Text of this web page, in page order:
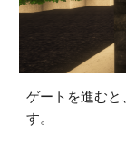
ゲートを進むと
す。